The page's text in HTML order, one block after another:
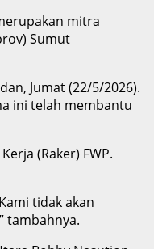
mitra
Sumut
Jumat (22/5/2026).
ini telah membantu
(Raker) FWP.
tidak akan
tambahnya.